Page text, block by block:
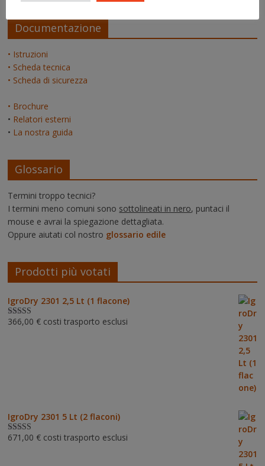
Documentazione
• Istruzioni
• Scheda tecnica
• Scheda di sicurezza
• Brochure
• Relatori esterni
• La nostra guida
Glossario
Termini troppo tecnici?
I termini meno comuni sono sottolineati in nero, puntaci il
mouse e avrai la spiegazione dettagliata.
Oppure aiutati col nostro glossario edile
Prodotti più votati
IgroDry 2301 2,5 Lt (1 flacone)
Valutato5.00
366,00 € costi trasporto esclusi
IgroDry 2301 5 Lt (2 flaconi)
Valutato5.00
671,00 € costi trasporto esclusi